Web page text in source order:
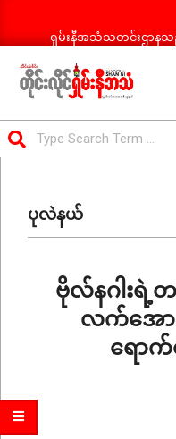
ရှမ်းနီအသံသတင်းဌာနသ
ရှမ်း
နီ
သတင်း
Menuပုလဲနယ်
ဗိုလ်နဂါးရဲ့တ
လက်အောက်
ရော